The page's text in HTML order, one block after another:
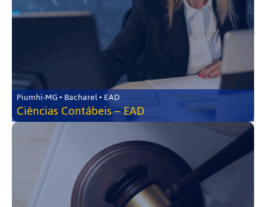
Piumhi-MG • Bacharel • EAD
Ciências Contábeis – EAD